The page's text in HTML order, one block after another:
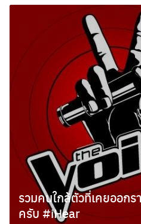
รวมคนใกล้ตัวที่เคยออก
ครับ #iHear